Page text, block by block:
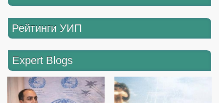
Рейтинги УИП
Expert Blogs